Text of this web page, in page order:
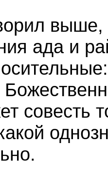
выше,
ада и
совесть